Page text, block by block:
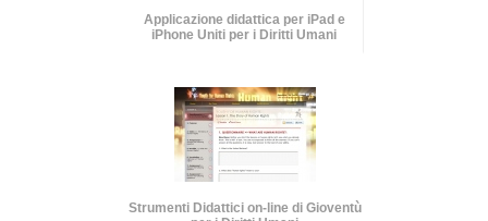
Applicazione didattica per iPad e
iPhone Uniti per i Diritti Umani
Strumenti Didattici on-line di Gioventù